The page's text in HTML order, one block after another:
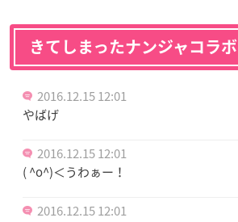
きてしまったナンジャコラボ
2016.12.15 12:01
やばげ
2016.12.15 12:01
( ^o^)＜うわぁー！
2016.12.15 12:01